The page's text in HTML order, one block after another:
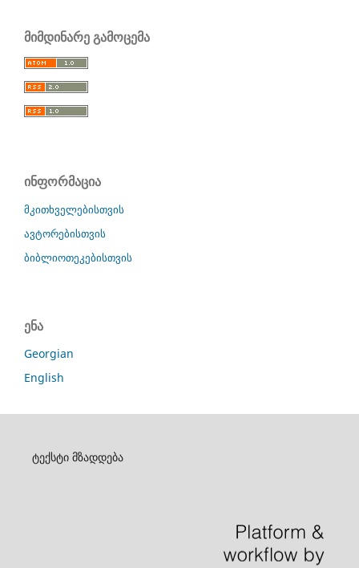
მიმდინარე გამოცემა
ინფორმაცია
მკითხველებისთვის
ავტორებისთვის
ბიბლიოთეკებისთვის
ენა
Georgian
English
ტექსტი მზადდება